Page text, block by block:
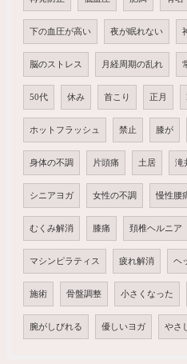
下の血圧が高い 夜が眠れない
脳のストレス 月経周期の乱れ
50代 休み 首こり 正月
ホットフラッシュ 禁止 膝が
身体の不調 片頭痛 土居 滝
シニアヨガ 女性の不調 慢性腰
むくみ解消 膝痛 頚椎ヘルニア
マシンピラティス 疲れ解消 ヘ
施術 骨盤調整 小さくなった
腕がしびれる 優しいヨガ やさ